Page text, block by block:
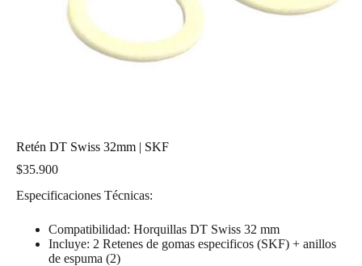
Retén DT Swiss 32mm | SKF
$35.900
Especificaciones Técnicas:
Compatibilidad: Horquillas DT Swiss 32 mm
Incluye: 2 Retenes de gomas especificos (SKF) + anillos
de espuma (2)